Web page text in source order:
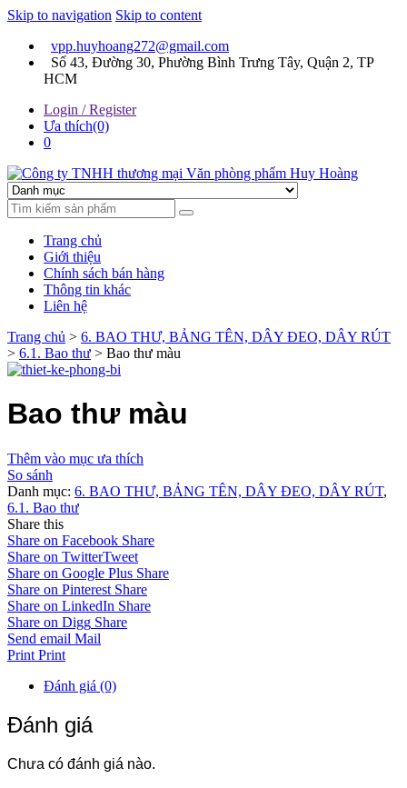
Skip to navigation Skip to content
vpp.huyhoang272@gmail.com
Số 43, Đường 30, Phường Bình Trưng Tây, Quận 2, TP
HCM
Login / Register
Ưa thích(0)
0
Công ty TNHH thương mại
Văn phòng phẩm Huy
Hoàng
Chúng tôi luôn mang đến sự hài lòng cho khách hàng
Trang chủ
Giới thiệu
Chính sách bán hàng
Thông tin khác
Liên hệ
Trang chủ > 6. BAO THƯ, BẢNG TÊN, DÂY ĐEO, DÂY RÚT
> 6.1. Bao thư > Bao thư màu
Bao thư màu
Thêm vào mục ưa thích
So sánh
Danh mục: 6. BAO THƯ, BẢNG TÊN, DÂY ĐEO, DÂY RÚT,
6.1. Bao thư
Share this
Share on Facebook Share
Share on TwitterTweet
Share on Google Plus Share
Share on Pinterest Share
Share on LinkedIn Share
Share on Digg Share
Send email Mail
Print Print
Đánh giá (0)
Đánh giá
Chưa có đánh giá nào.